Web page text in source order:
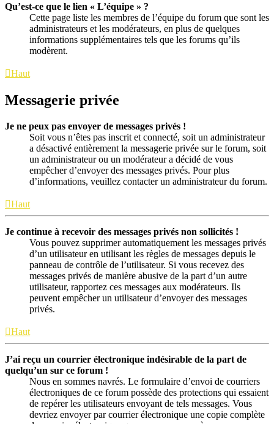
Qu’est-ce que le lien « L’équipe » ?
Cette page liste les membres de l’équipe du forum que sont les
administrateurs et les modérateurs, en plus de quelques
informations supplémentaires tels que les forums qu’ils
modèrent.
Haut
Messagerie privée
Je ne peux pas envoyer de messages privés !
Soit vous n’êtes pas inscrit et connecté, soit un administrateur
a désactivé entièrement la messagerie privée sur le forum, soit
un administrateur ou un modérateur a décidé de vous
empêcher d’envoyer des messages privés. Pour plus
d’informations, veuillez contacter un administrateur du forum.
Haut
Je continue à recevoir des messages privés non sollicités !
Vous pouvez supprimer automatiquement les messages privés
d’un utilisateur en utilisant les règles de messages depuis le
panneau de contrôle de l’utilisateur. Si vous recevez des
messages privés de manière abusive de la part d’un autre
utilisateur, rapportez ces messages aux modérateurs. Ils
peuvent empêcher un utilisateur d’envoyer des messages
privés.
Haut
J’ai reçu un courrier électronique indésirable de la part de
quelqu’un sur ce forum !
Nous en sommes navrés. Le formulaire d’envoi de courriers
électroniques de ce forum possède des protections qui essaient
de repérer les utilisateurs envoyant de tels messages. Vous
devriez envoyer par courrier électronique une copie complète